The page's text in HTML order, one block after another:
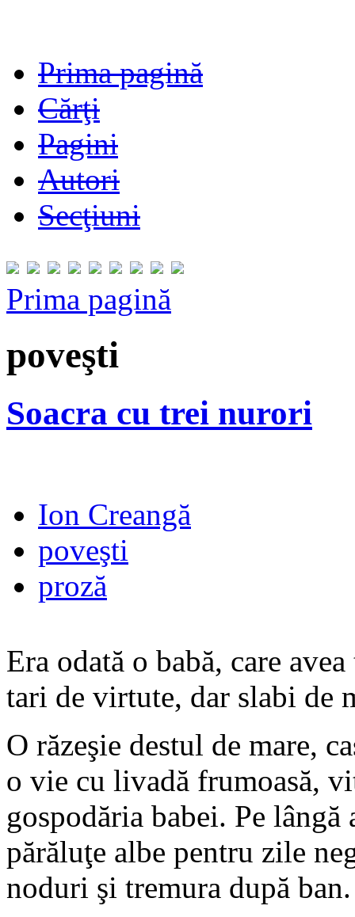
Prima pagină
Cărţi
Pagini
Autori
Secţiuni
Prima pagină
poveşti
Soacra cu trei nurori
Ion Creangă
poveşti
proză
Era odată o babă, care
tari de virtute, dar slabi de
O răzeşie destul de mare,
o vie cu livadă frumoasă,
gospodăria babei. Pe lângă
părăluţe albe pentru zile
noduri şi tremura după ban.